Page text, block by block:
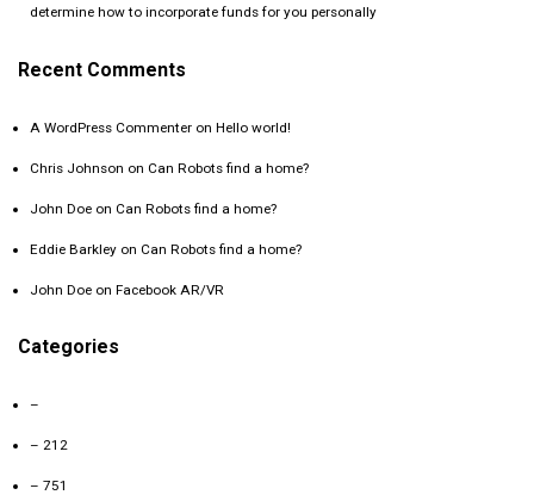
determine how to incorporate funds for you personally
Recent Comments
A WordPress Commenter on Hello world!
Chris Johnson on Can Robots find a home?
John Doe on Can Robots find a home?
Eddie Barkley on Can Robots find a home?
John Doe on Facebook AR/VR
Categories
–
– 212
– 751